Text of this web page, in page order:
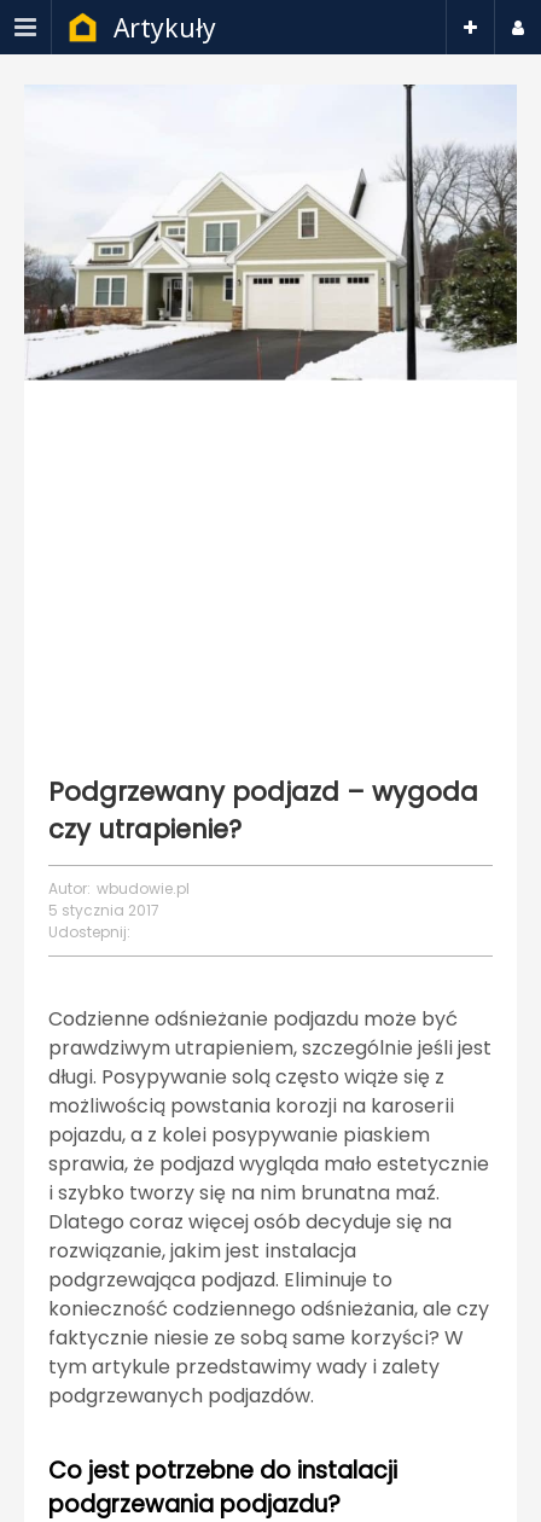
Artykuły
Podgrzewany podjazd – wygoda
czy utrapienie?
Autor: wbudowie.pl
5 stycznia 2017
Udostepnij:
Codzienne odśnieżanie podjazdu może być
prawdziwym utrapieniem, szczególnie jeśli jest
długi. Posypywanie solą często wiąże się z
możliwością powstania korozji na karoserii
pojazdu, a z kolei posypywanie piaskiem
sprawia, że podjazd wygląda mało estetycznie
i szybko tworzy się na nim brunatna maź.
Dlatego coraz więcej osób decyduje się na
rozwiązanie, jakim jest instalacja
podgrzewająca podjazd. Eliminuje to
konieczność codziennego odśnieżania, ale czy
faktycznie niesie ze sobą same korzyści? W
tym artykule przedstawimy wady i zalety
podgrzewanych podjazdów.
Co jest potrzebne do instalacji
podgrzewania podjazdu?